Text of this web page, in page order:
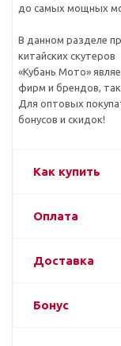
до самых мощных
В данном разделе
китайских скутеров
«Кубань Мото»
фирм и брендов,
Для оптовых
бонусов и скидок!
Как купить
Оплата
Доставка
Бонус